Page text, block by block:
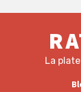
La